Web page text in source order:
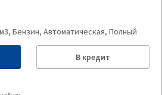
Бензин, Автоматическая, Полный
В кредит